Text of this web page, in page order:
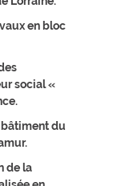
en bloc
social «
du
de la